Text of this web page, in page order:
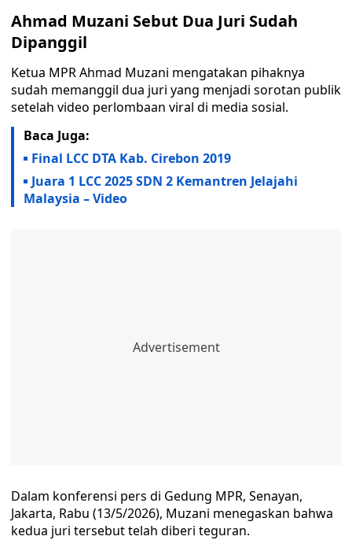
Ahmad Muzani Sebut Dua Juri Sudah
Dipanggil
Ketua MPR Ahmad Muzani mengatakan pihaknya
sudah memanggil dua juri yang menjadi sorotan publik
setelah video perlombaan viral di media sosial.
Baca Juga:
Final LCC DTA Kab. Cirebon 2019
Juara 1 LCC 2025 SDN 2 Kemantren Jelajahi
Malaysia – Video
Dalam konferensi pers di Gedung MPR, Senayan,
Jakarta, Rabu (13/5/2026), Muzani menegaskan bahwa
kedua juri tersebut telah diberi teguran.